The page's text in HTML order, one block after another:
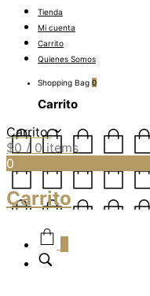
Tienda
Mi cuenta
Carrito
Quienes Somos
Shopping Bag 0
Carrito
Carrito
$0 / 0 items
0
Carrito